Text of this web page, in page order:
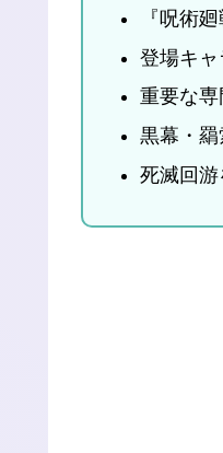
『呪術
登場キ
重要な
黒幕・
死滅回